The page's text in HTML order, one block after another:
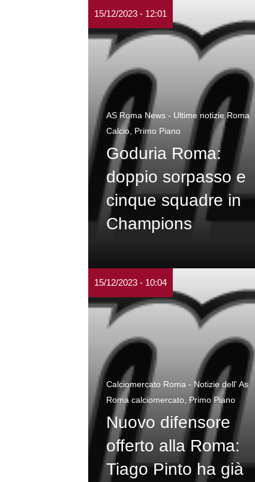
15/12/2023 - 12:01
AS Roma News - Ultime notizie Roma
Calcio Primo Piano
Goduria Roma:
doppio sorpasso e
cinque squadre in
Champions
15/12/2023 - 10:04
Calciomercato Roma - Notizie dell' As
Roma calciomercato Primo Piano
Nuovo difensore
offerto alla Roma:
Tiago Pinto ha già